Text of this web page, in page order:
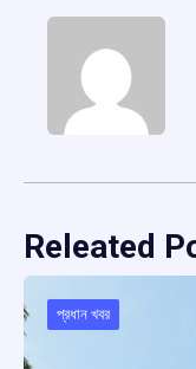
Releated
প্রধান খবর